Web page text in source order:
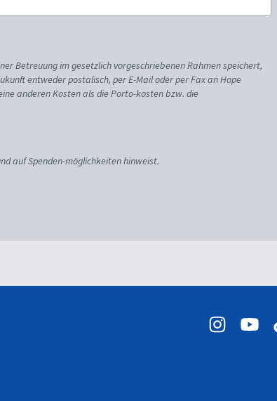
Betreuung im gesetzlich vorgeschriebenen Rahmen speichert,
entweder postalisch, per E-Mail oder per Fax an Hope
anderen Kosten als die Porto-kosten bzw. die
auf Spenden-möglichkeiten hinweist.